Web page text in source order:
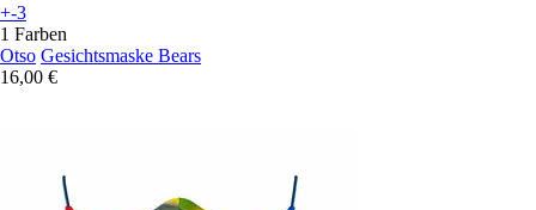
+-3
1 Farben
Otso Gesichtsmaske Bears
16,00 €